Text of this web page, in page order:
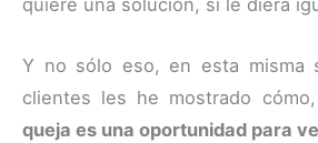
Y no sólo eso, en esta misma
clientes les he mostrado
queja es una oportunidad para